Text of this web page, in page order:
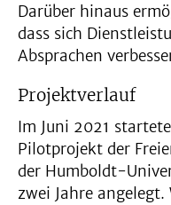
Darüber hinaus
dass sich
Absprachen
Projektverlauf
Im Juni 2021
Pilotprojekt der
der Humboldt-
zwei Jahre